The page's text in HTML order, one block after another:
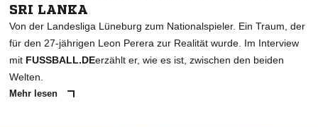
SRI LANKA
Von der Landesliga Lüneburg zum Nationalspieler. Ein Traum, der
für den 27-jährigen Leon Perera zur Realität wurde. Im Interview
mit FUSSBALL.DEerzählt er, wie es ist, zwischen den beiden
Welten.
Mehr lesen